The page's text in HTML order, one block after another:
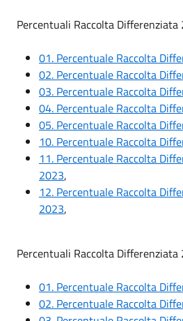
Percentuali Raccolta Differenziata
01. Percentuale Raccolta
02. Percentuale Raccolta
03. Percentuale Raccolta
04. Percentuale Raccolta
05. Percentuale Raccolta
10. Percentuale Raccolta
11. Percentuale Raccolta
2023,
12. Percentuale Raccolta
2023,
Percentuali Raccolta Differenziata
01. Percentuale Raccolta
02. Percentuale Raccolta